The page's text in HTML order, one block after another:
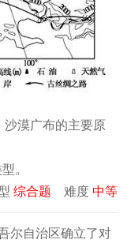
沙漠广布的主要原
。
综合题 难度 中等
尔自治区确立了对